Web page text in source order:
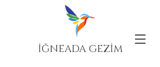
İĞNEADA GEZİM